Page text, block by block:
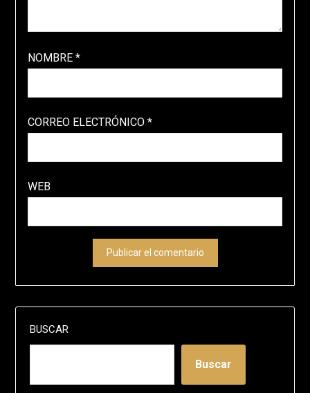
NOMBRE *
CORREO ELECTRÓNICO *
WEB
BUSCAR
Buscar